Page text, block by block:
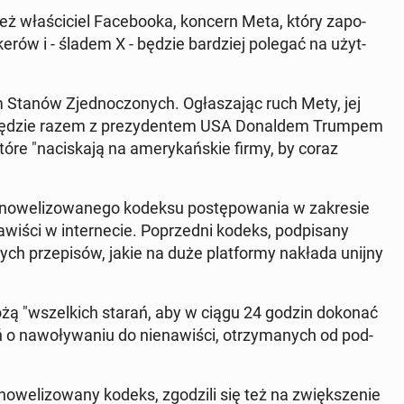
wła­ści­ciel Fa­ce­bo­oka, koncern Meta, który za­po­
i - śladem X - będzie bar­dziej polegać na użyt­
Zjed­no­czo­nych. Ogła­sza­jąc ruch Mety, jej
razem z pre­zy­den­tem USA Do­nal­dem Trumpem
"na­ci­ska­ją na ame­ry­kań­skie firmy, by coraz
kodeksu po­stę­po­wa­nia w za­kre­sie
w in­ter­ne­cie. Po­przed­ni kodeks, pod­pi­sa­ny
prze­pi­sów, jakie na duże plat­for­my nakłada unijny
"wszel­kich starań, aby w ciągu 24 godzin dokonać
na­wo­ły­wa­niu do nie­na­wi­ści, otrzy­ma­nych od pod­
kodeks, zgo­dzi­li się też na zwięk­sze­nie